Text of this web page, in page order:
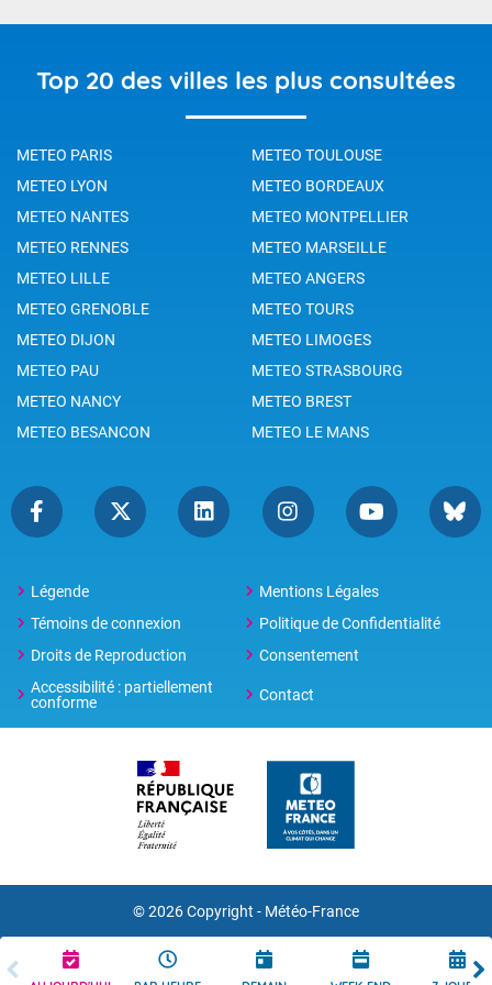
Top 20 des villes les plus consultées
METEO PARIS
METEO TOULOUSE
METEO LYON
METEO BORDEAUX
METEO NANTES
METEO MONTPELLIER
METEO RENNES
METEO MARSEILLE
METEO LILLE
METEO ANGERS
METEO GRENOBLE
METEO TOURS
METEO DIJON
METEO LIMOGES
METEO PAU
METEO STRASBOURG
METEO NANCY
METEO BREST
METEO BESANCON
METEO LE MANS
Légende
Mentions Légales
Témoins de connexion
Politique de Confidentialité
Droits de Reproduction
Consentement
Accessibilité : partiellement
conforme
Contact
© 2026 Copyright - Météo-France